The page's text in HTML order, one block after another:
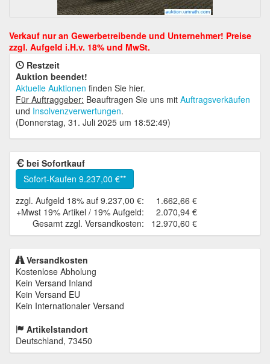
Restzeit
Auktion beendet!
Aktuelle Auktionen finden Sie hier.
Für Auftraggeber: Beauftragen Sie uns mit Auftragsverkäufen
und Insolvenzverwertungen.
(Donnerstag, 31. Juli 2025 um 18:52:49)
bei Sofortkauf
Sofort-Kaufen 9.237,00 €
zzgl. Aufgeld 18% auf 9.237,00 €:
1.662,66 €
+Mwst 19% Artikel / 19% Aufgeld:
2.070,94 €
Gesamt zzgl. Versandkosten: 12.970,60 €
Versandkosten
Kostenlose Abholung
Kein Versand Inland
Kein Versand EU
Kein Internationaler Versand
Artikelstandort
Deutschland, 73450